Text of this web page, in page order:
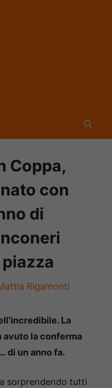
Coppa,
con
di
Rigamonti
La
avuto la conferma
di un anno fa.
sorprendendo tutti